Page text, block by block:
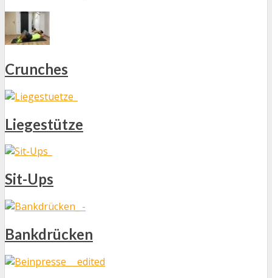
Crunches
Liegestütze
Sit-Ups
Bankdrücken